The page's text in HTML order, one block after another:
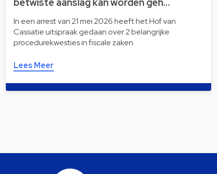
In een arrest van 21 mei 2026 heeft het Hof van
Cassatie uitspraak gedaan over 2 belangrijke
procedurekwesties in fiscale zaken.
Lees Meer